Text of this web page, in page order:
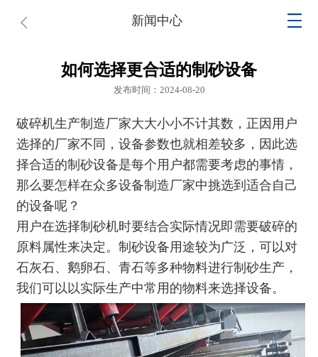
新闻中心
如何选择更合适的制砂设备
发布时间：2024-08-20
破碎机生产制造厂家大大小小不计其数，正因用户
选择的厂家不同，设备参数也就相差较多，因此选
择合适的制砂设备是每个用户都需要考虑的事情，
那么要怎样在众多设备制造厂家中挑选到适合自己
的设备呢？
用户在选择制砂机时要结合实际情况即需要破碎的
原料属性来决定。制砂设备用途较为广泛，可以对
石灰石、鹅卵石、青石等多种物料进行制砂生产，
我们可以以实际生产中常用的物料来选择设备。